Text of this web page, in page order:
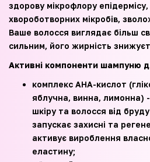
здорову мікрофлору
хвороботворних мікробів,
Ваше волосся виглядає більш
сильним, його жирність
Активні компоненти шампуню
комплекс AHA-кислот
яблучна, винна, лимонна)
шкіру та волосся від
запускає захисні та
активує вироблення
еластину;